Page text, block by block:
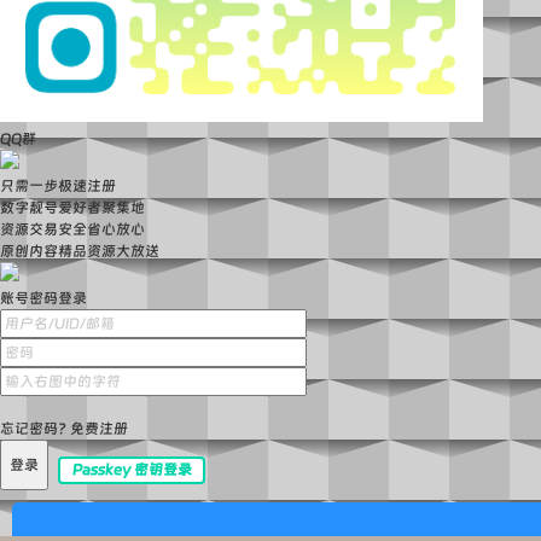
QQ群
只需一步极速注册
数字靓号爱好者聚集地
资源交易安全省心放心
原创内容精品资源大放送
账号密码登录
忘记密码? 免费注册
登录 Passkey 密钥登录